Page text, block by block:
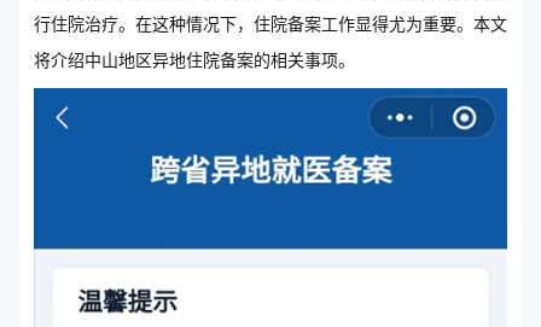
行住院治疗。在这种情况下，住院备案工作显得尤为重要。本文
将介绍中山地区异地住院备案的相关事项。